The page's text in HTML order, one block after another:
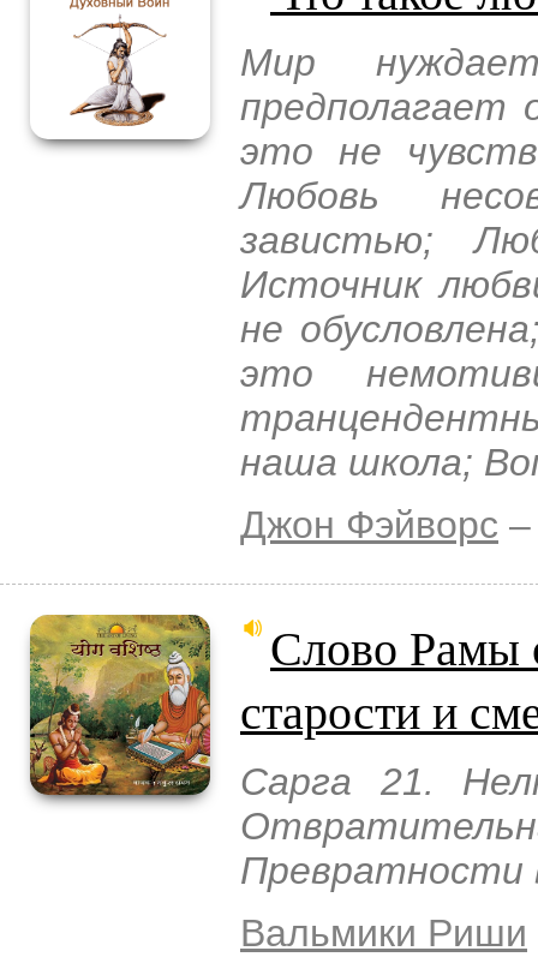
Мир
предполагает
это не
Любовь
завистью;
Источник
не
это
наша школа;
Джон Фэйворс
Слово Рамы
старости и
Сарга 21.
Превратности
Вальмики Риши